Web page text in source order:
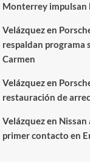
Monterrey impulsan
Velázquezen
respaldan programa
Carmen
Velázquezen
restauración de
Velázquezen Nissan
primer contacto en